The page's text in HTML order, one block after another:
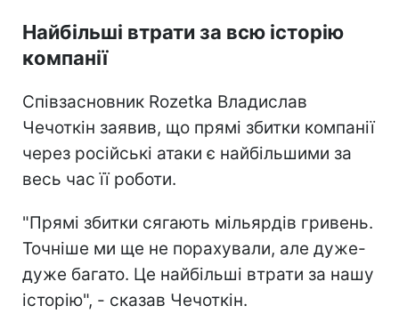
Найбільші втрати за всю історію
компанії
Співзасновник Rozetka Владислав
Чечоткін заявив, що прямі збитки компанії
через російські атаки є найбільшими за
весь час її роботи.
"Прямі збитки сягають мільярдів гривень.
Точніше ми ще не порахували, але дуже-
дуже багато. Це найбільші втрати за нашу
історію", - сказав Чечоткін.